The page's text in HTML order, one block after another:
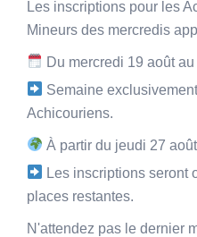
Les inscriptions pour les
Mineurs des mercredis
Du mercredi 19 août
Semaine
Achicouriens.
À partir du jeudi 27
Les inscriptions seront
places restantes.
N'attendez pas le dernier